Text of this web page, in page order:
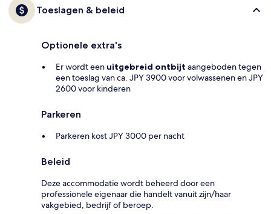
Toeslagen & beleid
Optionele extra's
Er wordt een uitgebreid ontbijt aangeboden tegen
een toeslag van ca. JPY 3900 voor volwassenen en JPY
2600 voor kinderen
Parkeren
Parkeren kost JPY 3000 per nacht
Beleid
Deze accommodatie wordt beheerd door een
professionele eigenaar die handelt vanuit zijn/haar
vakgebied, bedrijf of beroep.